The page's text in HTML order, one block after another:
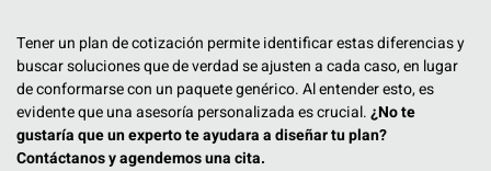
Tener un plan de cotización permite identificar estas diferencias y
buscar soluciones que de verdad se ajusten a cada caso, en lugar
de conformarse con un paquete genérico. Al entender esto, es
evidente que una asesoría personalizada es crucial.¿No te
gustaría que un experto te ayudara a diseñar tu plan?
Contáctanos y agendemos una cita.